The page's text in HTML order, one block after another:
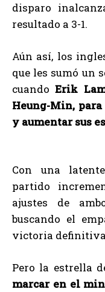
disparo
resultado a 3-1.
Aún así, los
que les sumó un
cuandoErik
Heung-Min,
y aumentar sus
Con una
partido
ajustes de
buscando el
victoria
Pero la estrella
marcar en el